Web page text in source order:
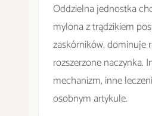
Oddzielna jednostka
mylona z trądzikiem
zaskórników, dominuje
rozszerzone naczynka.
mechanizm, inne
osobnym artykule.